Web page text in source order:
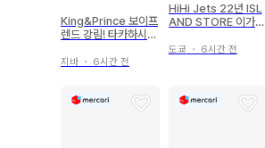
King&Prince 보이프
렌드 강림! 타카하시
지바 ・ 6시간 전
HiHi Jets 22년 ISL
AND STORE 이가리
2' 봄
도쿄 ・ 6시간 전